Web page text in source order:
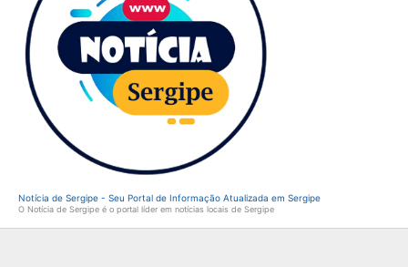
Notícia de Sergipe - Seu Portal de Informação Atualizada em Sergipe
O Notícia de Sergipe é o portal líder em notícias locais de Sergipe